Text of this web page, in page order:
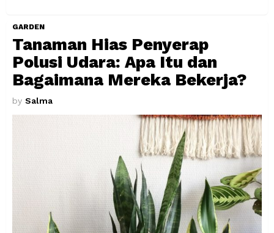
GARDEN
Tanaman Hias Penyerap
Polusi Udara: Apa Itu dan
Bagaimana Mereka Bekerja?
by Salma